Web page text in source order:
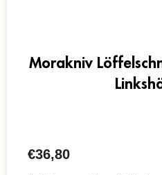
Morakniv
€36,80